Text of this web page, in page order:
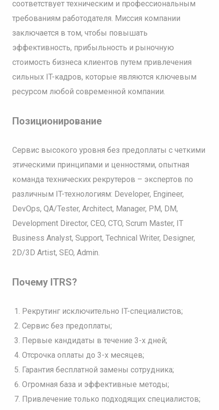
соответствует техническим и профессиональным
требованиям работодателя. Миссия компании
заключается в том, чтобы повышать
эффективность, прибыльность и рыночную
стоимость бизнеса клиентов путем привлечения
сильных IT-кадров, которые являются ключевым
ресурсом любой современной компании.
Позиционирование
Сервис высокого уровня без предоплаты с четкими
этическими принципами и ценностями, опытная
команда технических рекрутеров – экспертов по
различным IT-технологиям: Developer, Engineer,
DevOps, QA/Tester, Architect, Manager, PM, DM,
Development Director, CEO, CTO, Scrum Master, IT
Business Analyst, Support, Technical Writer, Designer,
2D/3D Artist, SEO, Admin.
Почему ITRS?
Рекрутинг исключительно IT-специалистов;
Сервис без предоплаты;
Первые кандидаты в течение 3-х дней;
Отсрочка оплаты до 3-х месяцев;
Гарантия бесплатной замены сотрудника;
Огромная база и эффективные методы;
Привлечение только подходящих специалистов;